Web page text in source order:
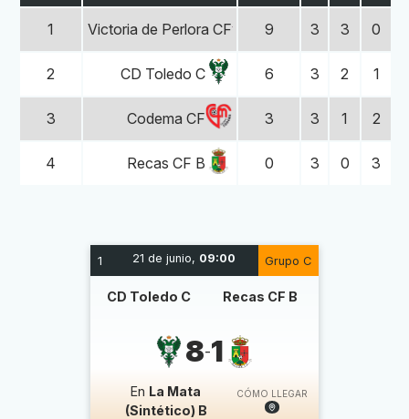
1 Victoria de Perlora CF 9 3 3 0
2 CD Toledo C 6 3 2 1
3 Codema CF 3 3 1 2
4 Recas CF B 0 3 0 3
1 21 de junio, 09:00 Grupo C
CD Toledo C Recas CF B
8-1
En La Mata
(Sintético) B
CÓMO LLEGAR